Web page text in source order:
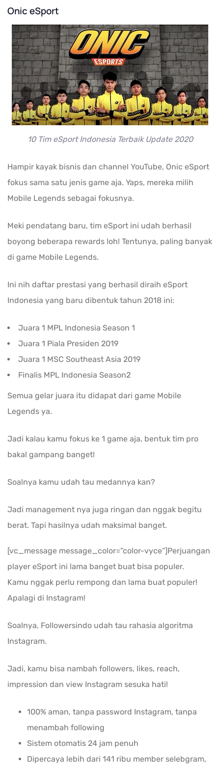
Onic eSport
10 Tim eSport Indonesia Terbaik Update 2020
Hampir kayak bisnis dan channel YouTube, Onic eSport
fokus sama satu jenis game aja. Yaps, mereka milih
Mobile Legends sebagai fokusnya.
Meki pendatang baru, tim eSport ini udah berhasil
boyong beberapa rewards loh! Tentunya, paling banyak
di game Mobile Legends.
Ini nih daftar prestasi yang berhasil diraih eSport
Indonesia yang baru dibentuk tahun 2018 ini:
Juara 1 MPL Indonesia Season 1
Juara 1 Piala Presiden 2019
Juara 1 MSC Southeast Asia 2019
Finalis MPL Indonesia Season2
Semua gelar juara itu didapat dari game Mobile
Legends ya.
Jadi kalau kamu fokus ke 1 game aja, bentuk tim pro
bakal gampang banget!
Soalnya kamu udah tau medannya kan?
Jadi management nya juga ringan dan nggak begitu
berat. Tapi hasilnya udah maksimal banget.
[vc_message message_color=”color-vyce”]Perjuangan
player eSport ini lama banget buat bisa populer.
Kamu nggak perlu rempong dan lama buat populer!
Apalagi di Instagram!
Soalnya, Followersindo udah tau rahasia algoritma
Instagram.
Jadi, kamu bisa nambah followers, likes, reach,
impression dan view Instagram sesuka hati!
100% aman, tanpa password Instagram, tanpa
menambah following
Sistem otomatis 24 jam penuh
Dipercaya lebih dari 141 ribu member selebgram,